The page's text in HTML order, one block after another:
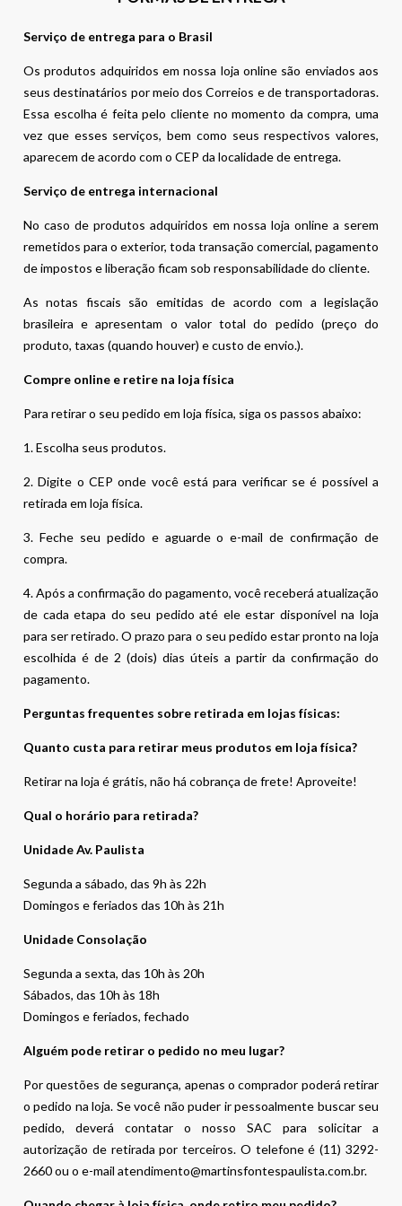
Serviço de entrega para o Brasil
Os produtos adquiridos em nossa loja online são enviados aos
seus destinatários por meio dos Correios e de transportadoras.
Essa escolha é feita pelo cliente no momento da compra, uma
vez que esses serviços, bem como seus respectivos valores,
aparecem de acordo com o CEP da localidade de entrega.
Serviço de entrega internacional
No caso de produtos adquiridos em nossa loja online a serem
remetidos para o exterior, toda transação comercial, pagamento
de impostos e liberação ficam sob responsabilidade do cliente.
As notas fiscais são emitidas de acordo com a legislação
brasileira e apresentam o valor total do pedido (preço do
produto, taxas (quando houver) e custo de envio.).
Compre online e retire na loja física
Para retirar o seu pedido em loja física, siga os passos abaixo:
1. Escolha seus produtos.
2. Digite o CEP onde você está para verificar se é possível a
retirada em loja física.
3. Feche seu pedido e aguarde o e-mail de confirmação de
compra.
4. Após a confirmação do pagamento, você receberá atualização
de cada etapa do seu pedido até ele estar disponível na loja
para ser retirado. O prazo para o seu pedido estar pronto na loja
escolhida é de 2 (dois) dias úteis a partir da confirmação do
pagamento.
Perguntas frequentes sobre retirada em lojas físicas:
Quanto custa para retirar meus produtos em loja física?
Retirar na loja é grátis, não há cobrança de frete! Aproveite!
Qual o horário para retirada?
Unidade Av. Paulista
Segunda a sábado, das 9h às 22h
Domingos e feriados das 10h às 21h
Unidade Consolação
Segunda a sexta, das 10h às 20h
Sábados, das 10h às 18h
Domingos e feriados, fechado
Alguém pode retirar o pedido no meu lugar?
Por questões de segurança, apenas o comprador poderá retirar
o pedido na loja. Se você não puder ir pessoalmente buscar seu
pedido, deverá contatar o nosso SAC para solicitar a
autorização de retirada por terceiros. O telefone é (11) 3292-
2660 ou o e-mail atendimento@martinsfontespaulista.com.br.